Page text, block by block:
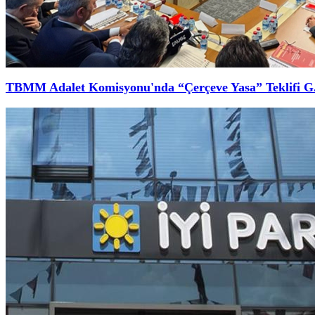
TBMM Adalet Komisyonu'nda “Çerçeve Yasa” Teklifi